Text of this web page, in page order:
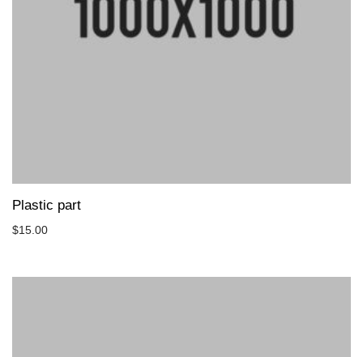
Plastic part
$15.00